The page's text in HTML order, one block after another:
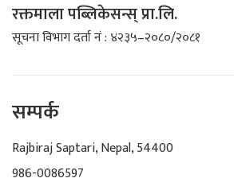
रक्तमाला पब्लिकेसन्स् प्रा.लि.
सूचना विभाग दर्ता नं : ४२३५–२०८०/२०८१
सम्पर्क
Rajbiraj Saptari, Nepal, 54400
986-0086597